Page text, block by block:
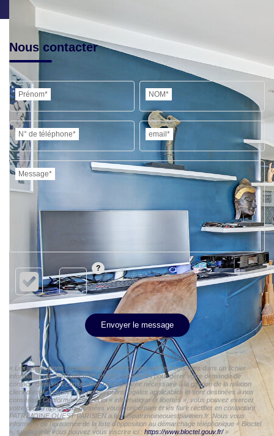
Nous contacter
Prénom* NOM*
N° de téléphone* email*
Message*
Envoyer le message
« Les informations recueillies sur ce formulaire sont enregistrées dans un fichier
informatisé par PATRIMOINE OUEST PARISIEN pour gérer votre demande de
contact. Elles sont conservées pour la durée nécessaire à la gestion de la relation
client dans le respect des prescriptions légales applicables et sont destinées à nos
conseillers Conformément à la loi « informatique et libertés », vous pouvez exercer
votre droit d'accès aux données vous concernant et les faire rectifier en contactant
PATRIMOINE OUEST PARISIEN a.ferri@patrimoineouestparisien.fr. Nous vous
informons de l'existence de la liste d'opposition au démarchage téléphonique « Bloctel
», sur laquelle vous pouvez vous inscrire ici : https://www.bloctel.gouv.fr/»